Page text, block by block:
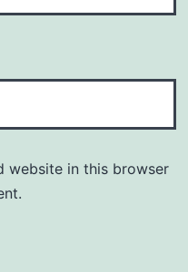
website in this browser